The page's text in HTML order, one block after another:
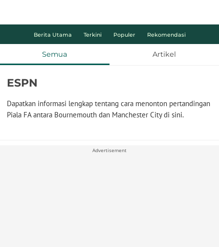
Berita Utama Terkini Populer Rekomendasi
Semua Artikel
ESPN
Dapatkan informasi lengkap tentang cara menonton pertandingan
Piala FA antara Bournemouth dan Manchester City di sini.
Advertisement